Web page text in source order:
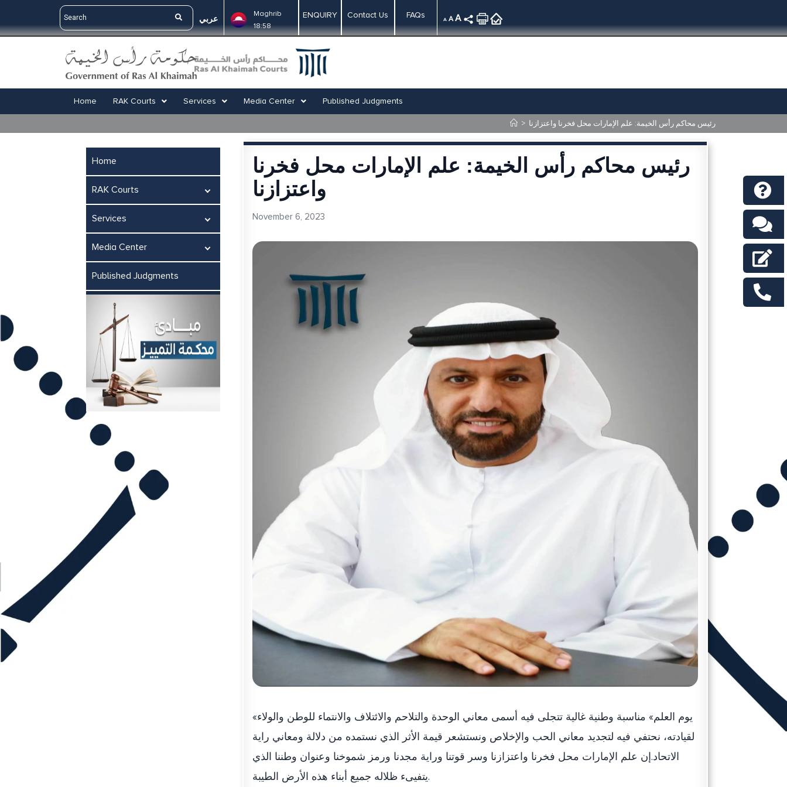
عربي
Maghrib
18:58
ENQUIRY Contact Us FAQs A A A
Home RAK Courts Services Media Center Published Judgments
> رئيس محاكم رأس الخيمة: علم الإمارات محل فخرنا واعتزازنا
Home
RAK Courts
Services
Media Center
Published Judgments
رئيس محاكم رأس الخيمة: علم الإمارات محل فخرنا
واعتزازنا
November 6, 2023
«يوم العلم» مناسبة وطنية غالية تتجلى فيه أسمى معاني الوحدة والتلاحم والائتلاف والانتماء للوطن والولاء
لقيادته، نحتفي فيه لتجديد معاني الحب والإخلاص ونستشعر قيمة الأثر الذي نستمده من دلالة ومعاني راية
الاتحاد.إن علم الإمارات محل فخرنا واعتزازنا وسر قوتنا وراية مجدنا ورمز شموخنا وعنوان وطننا الذي
يتفيىء ظلاله جميع أبناء هذه الأرض الطيبة.